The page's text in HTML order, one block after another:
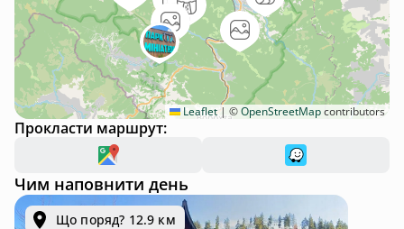
Leaflet | ©OpenStreetMapcontributors
Прокласти маршрут:
Чим наповнити день
Що поряд? 12.9 км